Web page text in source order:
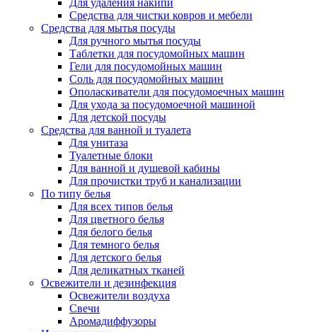
Для удаления накипи
Средства для чистки ковров и мебели
Средства для мытья посуды
Для ручного мытья посуды
Таблетки для посудомойных машин
Гели для посудомойных машин
Соль для посудомойных машин
Ополаскиватели для посудомоечных машин
Для ухода за посудомоечной машиной
Для детской посуды
Средства для ванной и туалета
Для унитаза
Туалетные блоки
Для ванной и душевой кабины
Для прочистки труб и канализации
По типу белья
Для всех типов белья
Для цветного белья
Для белого белья
Для темного белья
Для детского белья
Для деликатных тканей
Освежители и дезинфекция
Освежители воздуха
Свечи
Аромадиффузоры